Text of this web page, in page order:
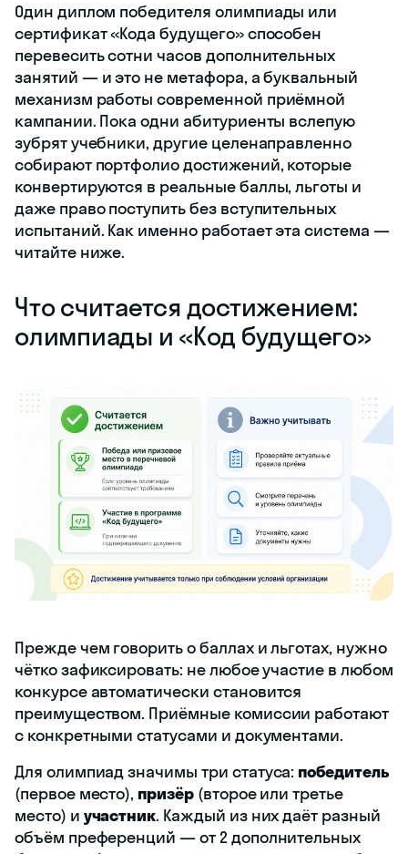
Один диплом победителя олимпиады или
сертификат «Кода будущего» способен
перевесить сотни часов дополнительных
занятий — и это не метафора, а буквальный
механизм работы современной приёмной
кампании. Пока одни абитуриенты вслепую
зубрят учебники, другие целенаправленно
собирают портфолио достижений, которые
конвертируются в реальные баллы, льготы и
даже право поступить без вступительных
испытаний. Как именно работает эта система —
читайте ниже.
Что считается достижением:
олимпиады и «Код будущего»
Прежде чем говорить о баллах и льготах, нужно
чётко зафиксировать: не любое участие в любом
конкурсе автоматически становится
преимуществом. Приёмные комиссии работают
с конкретными статусами и документами.
Для олимпиад значимы три статуса:победитель
(первое место),призёр(второе или третье
место) и участник. Каждый из них даёт разный
объём преференций — от 2 дополнительных